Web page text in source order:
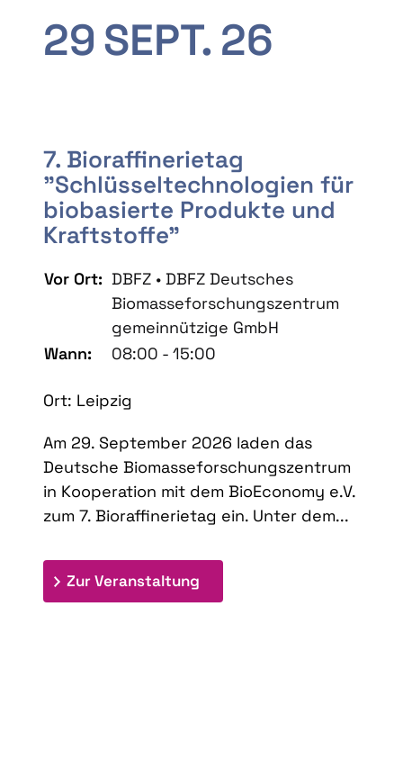
29SEPT. 26
7. Bioraffinerietag
"Schlüsseltechnologien für
biobasierte Produkte und
Kraftstoffe"
Vor Ort: DBFZ • DBFZ Deutsches
Biomasseforschungszentrum
gemeinnützige GmbH
Wann:
08:00 - 15:00
Ort: Leipzig
Am 29. September 2026 laden das
Deutsche Biomasseforschungszentrum
in Kooperation mit dem BioEconomy e.V.
zum 7. Bioraffinerietag ein. Unter dem...
Zur Veranstaltung